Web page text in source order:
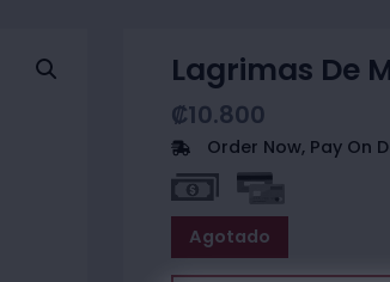
Lagrimas De
₡10.800
Order Now, Pay On
Agotado